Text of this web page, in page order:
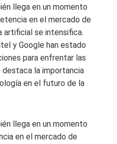
llega en un momento
en el mercado de
artificial se intensifica.
y Google han estado
para enfrentar las
destaca la importancia
en el futuro de la
llega en un momento
en el mercado de